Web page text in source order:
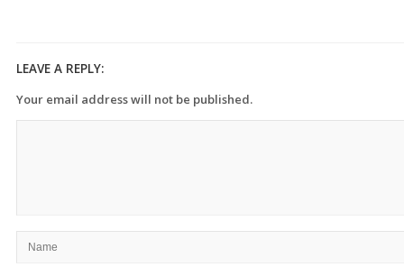
LEAVE A REPLY:
Your email address will not be published.